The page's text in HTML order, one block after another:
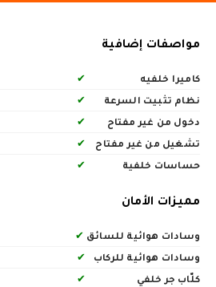
مواصفات إضافية
كاميرا خلفيه
✔
نظام تثبيت السرعة
✔
دخول من غير مفتاح
✔
تشغيل من غير مفتاح
✔
حساسات خلفية
✔
مميزات الأمان
وسادات هوائية للسائق ✔
وسادات هوائية للركاب
✔
كلّاب جر خلفي
✔